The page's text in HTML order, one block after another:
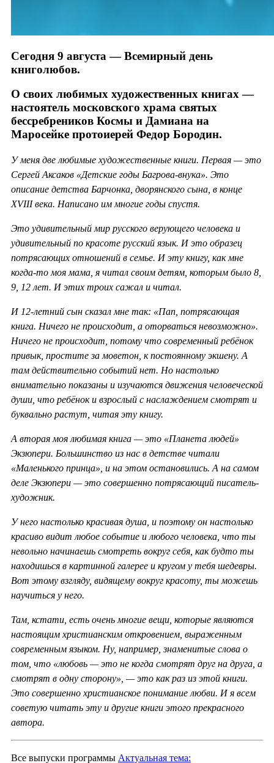
Сегодня 9 августа — Всемирный день
книголюбов.
О своих любимых художественных книгах —
настоятель московского храма святых
бессребреников Космы и Дамиана на
Маросейке протоиерей Федор Бородин.
У меня две любимые художественные книги. Первая — это
Сергей Аксаков «Детские годы Багрова-внука». Это
описание детства Барчонка, дворянского сына, в конце
XVIII века. Написано им многие годы спустя.
Это удивительный мир русского верующего человека и
удивительный по красоте русский язык. И это образец
потрясающих отношений в семье. И эту книгу, как мне
когда-то моя мама, я читал своим детям, которым было 8,
9, 12 лет. И этих троих сажал и читал.
И 12-летний сын сказал мне так: «Пап, потрясающая
книга. Ничего не происходит, а оторваться невозможно».
Ничего не происходит, потому что современный ребёнок
привык, простите за моветон, к постоянному экшену. А
там действительно событий нет. Но настолько
внимательно показаны и изучаются движения человеческой
души, что ребёнок и взрослый с наслаждением смотрят и
буквально растут, читая эту книгу.
А вторая моя любимая книга — это «Планета людей»
Экзюпери. Большинство из нас в детстве читали
«Маленького принца», и на этом остановились. А на самом
деле Экзюпери — это совершенно потрясающий писатель-
художник.
У него настолько красивая душа, и поэтому он настолько
красиво видит любое событие и любого человека, что ты
невольно начинаешь смотреть вокруг себя, как будто ты
находишься в картинной галерее и кругом у тебя шедевры.
Вот этому взгляду, видящему вокруг красоту, ты можешь
научиться у него.
Там, кстати, есть очень многие вещи, которые являются
настоящим христианским откровением, выраженным
современным языком. Ну, например, знаменитые слова о
том, что «любовь — это не когда смотрят друг на друга, а
смотрят в одну сторону», — это как раз из этой книги.
Это совершенно христианское понимание любви. И я всем
советую читать эту и другие книги этого прекрасного
автора.
Все выпуски программы Актуальная тема: